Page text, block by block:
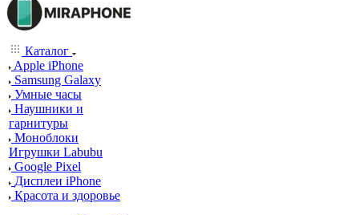
Каталог
Apple iPhone
Samsung Galaxy
Умные часы
Наушники и
гарнитуры
Моноблоки
Игрушки Labubu
Google Pixel
Дисплеи iPhone
Красота и здоровье